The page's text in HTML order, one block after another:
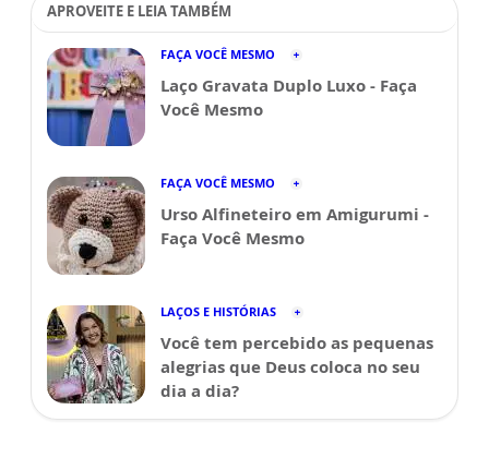
APROVEITE E LEIA TAMBÉM
FAÇA VOCÊ MESMO
Laço Gravata Duplo Luxo - Faça
Você Mesmo
FAÇA VOCÊ MESMO
Urso Alfineteiro em Amigurumi -
Faça Você Mesmo
LAÇOS E HISTÓRIAS
Você tem percebido as pequenas
alegrias que Deus coloca no seu
dia a dia?